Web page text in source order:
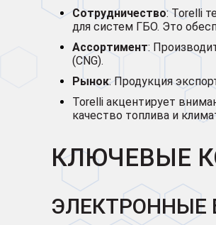
Сотрудничество: Torelli
для систем ГБО. Это
Ассортимент:
(CNG).
Рынок: Продукция
Torelli акцентирует
качество топлива и
КЛЮЧЕВЫЕ
ЭЛЕКТРОННЫЕ